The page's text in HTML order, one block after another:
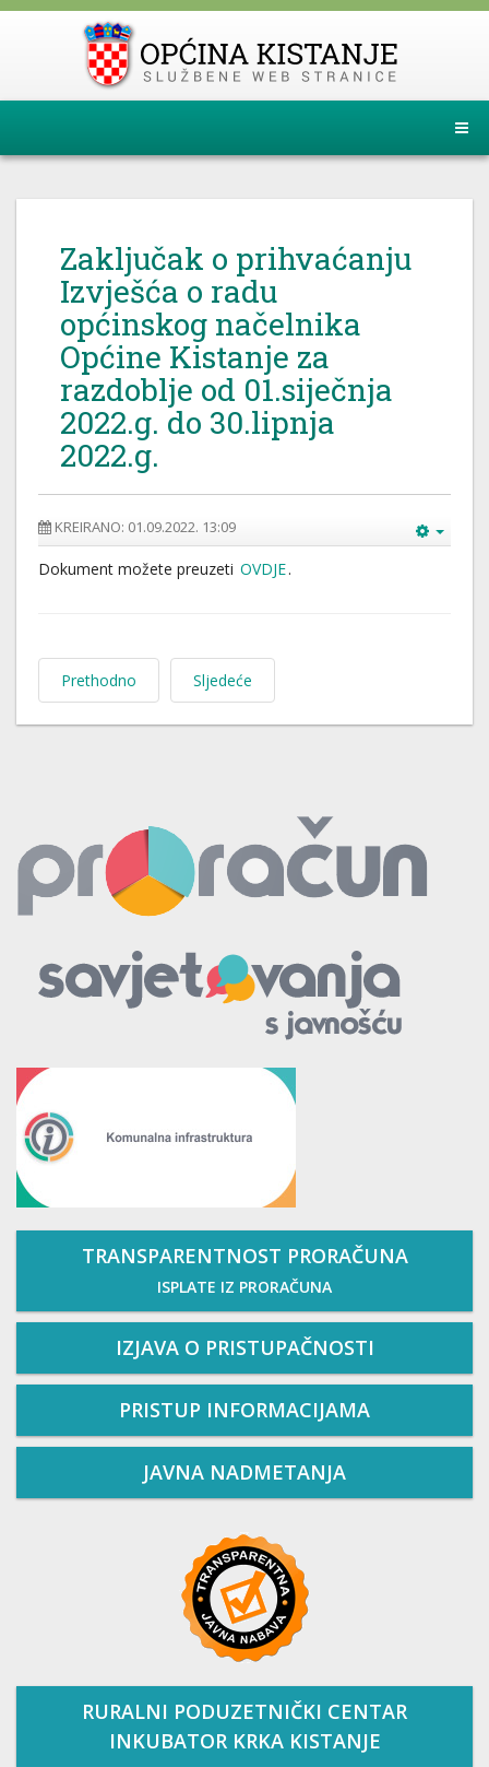
Zaključak o prihvaćanju
Izvješća o radu
općinskog načelnika
Općine Kistanje za
razdoblje od 01.siječnja
2022.g. do 30.lipnja
2022.g.
KREIRANO: 01.09.2022. 13:09
Dokument možete preuzeti OVDJE.
Prethodno Sljedeće
TRANSPARENTNOST PRORAČUNA
ISPLATE IZ PRORAČUNA
IZJAVA O PRISTUPAČNOSTI
PRISTUP INFORMACIJAMA
JAVNA NADMETANJA
RURALNI PODUZETNIČKI CENTAR
INKUBATOR KRKA KISTANJE